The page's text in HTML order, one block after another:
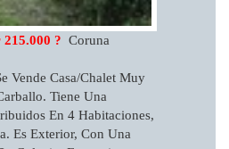
? Coruna
Vende Casa/chalet Muy
Tiene Una
En 4 Habitaciones,
Es Exterior, Con Una